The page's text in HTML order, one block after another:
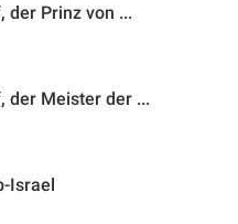
der Prinz von ...
der Meister der ...
Israel